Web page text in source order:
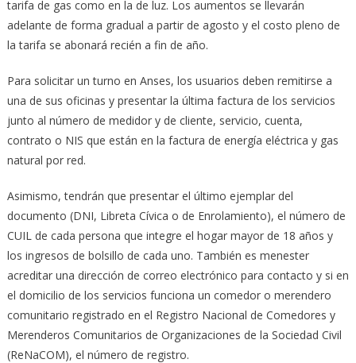
tarifa de gas como en la de luz. Los aumentos se llevarán
adelante de forma gradual a partir de agosto y el costo pleno de
la tarifa se abonará recién a fin de año.
Para solicitar un turno en Anses, los usuarios deben remitirse a
una de sus oficinas y presentar la última factura de los servicios
junto al número de medidor y de cliente, servicio, cuenta,
contrato o NIS que están en la factura de energía eléctrica y gas
natural por red.
Asimismo, tendrán que presentar el último ejemplar del
documento (DNI, Libreta Cívica o de Enrolamiento), el número de
CUIL de cada persona que integre el hogar mayor de 18 años y
los ingresos de bolsillo de cada uno. También es menester
acreditar una dirección de correo electrónico para contacto y si en
el domicilio de los servicios funciona un comedor o merendero
comunitario registrado en el Registro Nacional de Comedores y
Merenderos Comunitarios de Organizaciones de la Sociedad Civil
(ReNaCOM), el número de registro.